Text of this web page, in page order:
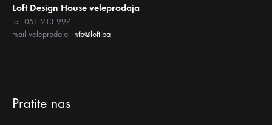
Loft Design House veleprodaja
tel: 051 213 997
mail veleprodaja: info@loft.ba
Pratite nas